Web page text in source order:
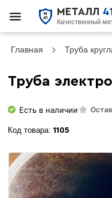
МЕТАЛЛ
Качественный
Главная Труба
Труба
Есть в наличии
Код товара: 1105